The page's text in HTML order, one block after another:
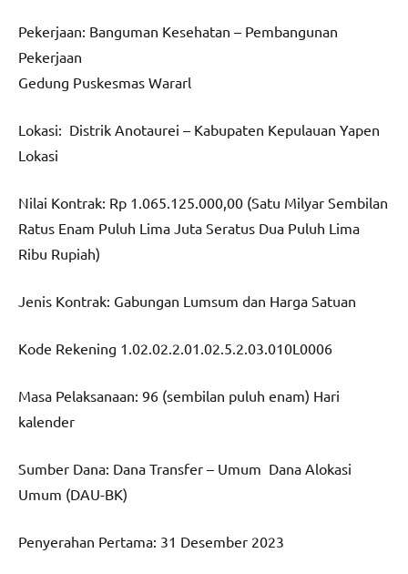
Pekerjaan: Banguman Kesehatan – Pembangunan
Pekerjaan
Gedung Puskesmas Wararl
Lokasi: Distrik Anotaurei – Kabupaten Kepulauan Yapen
Lokasi
Nilai Kontrak: Rp 1.065.125.000,00 (Satu Milyar Sembilan
Ratus Enam Puluh Lima Juta Seratus Dua Puluh Lima
Ribu Rupiah)
Jenis Kontrak: Gabungan Lumsum dan Harga Satuan
Kode Rekening 1.02.02.2.01.02.5.2.03.010L0006
Masa Pelaksanaan: 96 (sembilan puluh enam) Hari
kalender
Sumber Dana: Dana Transfer – Umum Dana Alokasi
Umum (DAU-BK)
Penyerahan Pertama: 31 Desember 2023